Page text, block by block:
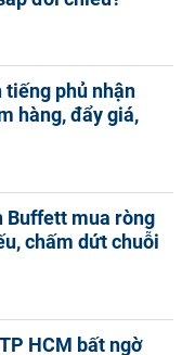
tiếng phủ nhận
hàng, đẩy giá,
Buffett mua ròng
chấm dứt chuỗi
HCM bất ngờ